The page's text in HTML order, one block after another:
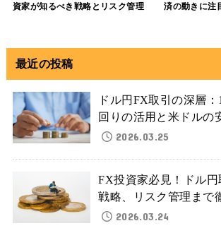
資家が知るべき戦略とリスク管理
済の動きに注
最近の投稿
ドル円FX取引の深層
回りの活用と米ドルの
2026.03.25
FX投資家必見！ドル円
戦略、リスク管理まで
2026.03.24